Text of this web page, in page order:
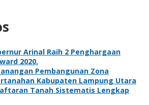
Arinal Raih 2 Penghargaan
2020.
Pembangunan Zona
Kabupaten Lampung Utara
Tanah Sistematis Lengkap